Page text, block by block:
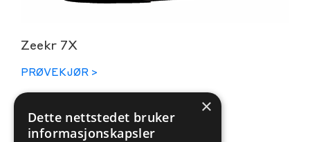
Zeekr 7X
PRØVEKJØR >
×
Dette nettstedet bruker
informasjonskapsler